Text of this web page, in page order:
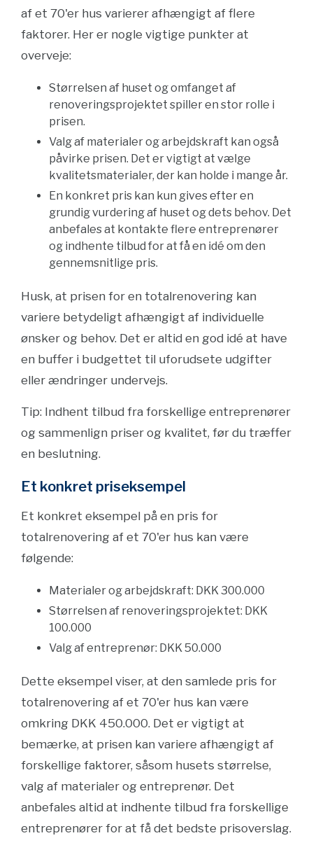
af et 70'er hus varierer afhængigt af flere
faktorer. Her er nogle vigtige punkter at
overveje:
Størrelsen af huset og omfanget af
renoveringsprojektet spiller en stor rolle i
prisen.
Valg af materialer og arbejdskraft kan også
påvirke prisen. Det er vigtigt at vælge
kvalitetsmaterialer, der kan holde i mange år.
En konkret pris kan kun gives efter en
grundig vurdering af huset og dets behov. Det
anbefales at kontakte flere entreprenører
og indhente tilbud for at få en idé om den
gennemsnitlige pris.
Husk, at prisen for en totalrenovering kan
variere betydeligt afhængigt af individuelle
ønsker og behov. Det er altid en god idé at have
en buffer i budgettet til uforudsete udgifter
eller ændringer undervejs.
Tip: Indhent tilbud fra forskellige entreprenører
og sammenlign priser og kvalitet, før du træffer
en beslutning.
Et konkret priseksempel
Et konkret eksempel på en pris for
totalrenovering af et 70'er hus kan være
følgende:
Materialer og arbejdskraft: DKK 300.000
Størrelsen af renoveringsprojektet: DKK
100.000
Valg af entreprenør: DKK 50.000
Dette eksempel viser, at den samlede pris for
totalrenovering af et 70'er hus kan være
omkring DKK 450.000. Det er vigtigt at
bemærke, at prisen kan variere afhængigt af
forskellige faktorer, såsom husets størrelse,
valg af materialer og entreprenør. Det
anbefales altid at indhente tilbud fra forskellige
entreprenører for at få det bedste prisoverslag.